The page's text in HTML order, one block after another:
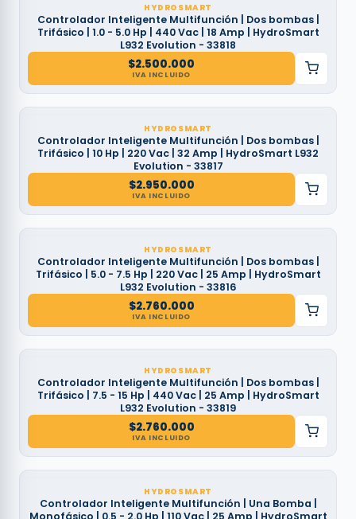
HYDROSMART
Controlador Inteligente Multifunción | Dos bombas |
Trifásico | 1.0 - 5.0 Hp | 440 Vac | 18 Amp | HydroSmart
L932 Evolution - 33818
$2.500.000
IVA INCLUIDO
HYDROSMART
Controlador Inteligente Multifunción | Dos bombas |
Trifásico | 10 Hp | 220 Vac | 32 Amp | HydroSmart L932
Evolution - 33817
$2.950.000
IVA INCLUIDO
HYDROSMART
Controlador Inteligente Multifunción | Dos bombas |
Trifásico | 5.0 - 7.5 Hp | 220 Vac | 25 Amp | HydroSmart
L932 Evolution - 33816
$2.760.000
IVA INCLUIDO
HYDROSMART
Controlador Inteligente Multifunción | Dos bombas |
Trifásico | 7.5 - 15 Hp | 440 Vac | 25 Amp | HydroSmart
L932 Evolution - 33819
$2.760.000
IVA INCLUIDO
HYDROSMART
Controlador Inteligente Multifunción | Una Bomba |
Monofásico | 0.5 - 2.0 Hp | 110 Vac | 25 Amp | HydroSmart